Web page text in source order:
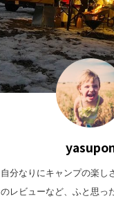
自分なりにキャンプの楽し
のレビューなど、ふと思っ